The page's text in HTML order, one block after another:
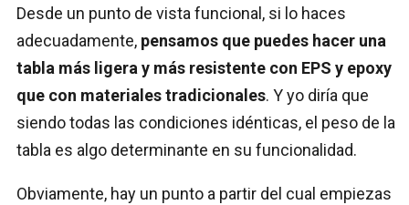
Desde un punto de vista funcional, si lo haces
adecuadamente, pensamos que puedes hacer una
tabla más ligera y más resistente con EPS y epoxy
que con materiales tradicionales. Y yo diría que
siendo todas las condiciones idénticas, el peso de la
tabla es algo determinante en su funcionalidad.
Obviamente, hay un punto a partir del cual empiezas